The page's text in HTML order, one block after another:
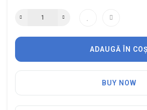
ADAUGĂ ÎN COȘ
BUY NOW